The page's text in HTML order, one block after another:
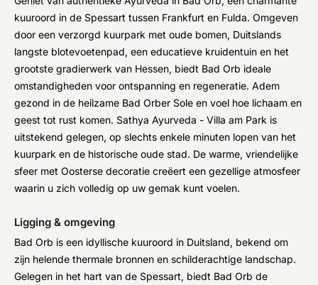
kuuroord in de Spessart tussen Frankfurt en Fulda. Omgeven
door een verzorgd kuurpark met oude bomen, Duitslands
langste blotevoetenpad, een educatieve kruidentuin en het
grootste gradierwerk van Hessen, biedt Bad Orb ideale
omstandigheden voor ontspanning en regeneratie. Adem
gezond in de heilzame Bad Orber Sole en voel hoe lichaam en
geest tot rust komen. Sathya Ayurveda - Villa am Park is
uitstekend gelegen, op slechts enkele minuten lopen van het
kuurpark en de historische oude stad. De warme, vriendelijke
sfeer met Oosterse decoratie creëert een gezellige atmosfeer
waarin u zich volledig op uw gemak kunt voelen.
Ligging & omgeving
Bad Orb is een idyllische kuuroord in Duitsland, bekend om
zijn helende thermale bronnen en schilderachtige landschap.
Gelegen in het hart van de Spessart, biedt Bad Orb de